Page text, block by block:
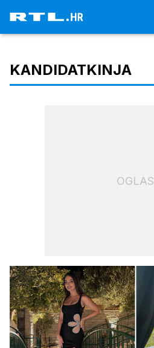
KANDIDATKINJA
OGLAS